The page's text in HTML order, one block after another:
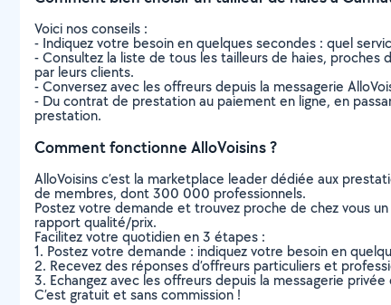
Voici nos conseils :
- Indiquez votre besoin en quelques secondes : quel
- Consultez la liste de tous les tailleurs de haies, proches
par leurs clients.
- Conversez avec les offreurs depuis la messagerie
- Du contrat de prestation au paiement en ligne, en
prestation.
Comment fonctionne AlloVoisins ?
AlloVoisins c’est la marketplace leader dédiée aux
de membres, dont 300 000 professionnels.
Postez votre demande et trouvez proche de chez vous
rapport qualité/prix.
Facilitez votre quotidien en 3 étapes :
1. Postez votre demande : indiquez votre besoin en
2. Recevez des réponses d’offreurs particuliers et
3. Echangez avec les offreurs depuis la messagerie
C’est gratuit et sans commission !